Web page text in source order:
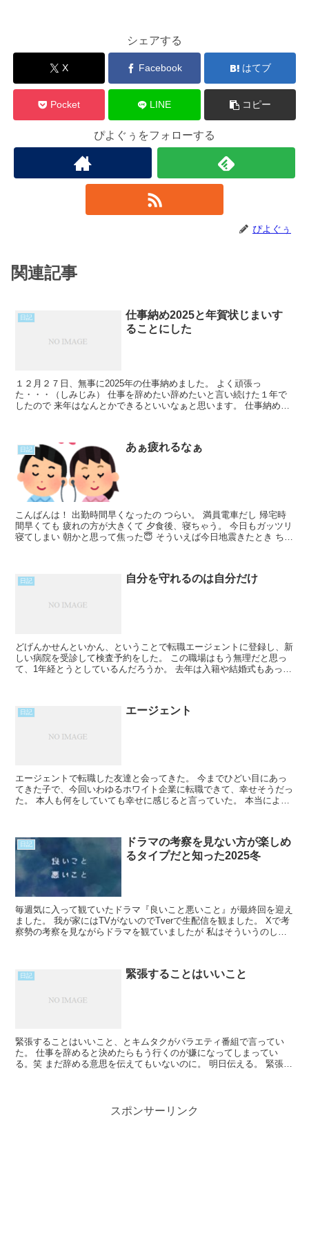
シェアする
X Facebook はてブ
Pocket LINE コピー
ぴよぐぅをフォローする
ぴよぐぅ
関連記事
日記
仕事納め2025と年賀状じまいす
ることにした
１２月２７日、無事に2025年の仕事納めました。 よく頑張っ
た・・・（しみじみ） 仕事を辞めたい辞めたいと言い続けた１年で
したので 来年はなんとかできるといいなぁと思います。 仕事納め後
日記 あぁ疲れるなぁ
こんばんは！ 出勤時間早くなったの つらい。 満員電車だし 帰宅時
間早くても 疲れの方が大きくて 夕食後、寝ちゃう。 今日もガッツリ
寝てしまい 朝かと思って焦った😇 そういえば今日地震きたとき ちょ
日記 自分を守れるのは自分だけ
どげんかせんといかん、ということで転職エージェントに登録し、新
しい病院を受診して検査予約をした。 この職場はもう無理だと思っ
て、1年経とうとしているんだろうか。 去年は入籍や結婚式もあっ
日記 エージェント
エージェントで転職した友達と会ってきた。 今までひどい目にあっ
てきた子で、今回いわゆるホワイト企業に転職できて、幸せそうだっ
た。 本人も何をしていても幸せに感じると言っていた。 本当によか
日記
ドラマの考察を見ない方が楽しめ
るタイプだと知った2025冬
毎週気に入って観ていたドラマ『良いこと悪いこと』が最終回を迎え
ました。 我が家にはTVがないのでTverで生配信を観ました。 Xで考
察勢の考察を見ながらドラマを観ていましたが 私はそういうのしな
日記 緊張することはいいこと
緊張することはいいこと、とキムタクがバラエティ番組で言ってい
た。 仕事を辞めると決めたらもう行くのが嫌になってしまってい
る。笑 まだ辞める意思を伝えてもいないのに。 明日伝える。 緊張す
スポンサーリンク